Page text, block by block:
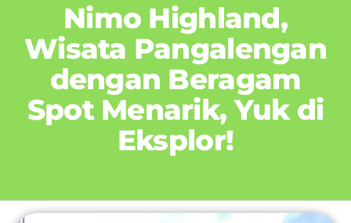
Nimo Highland,
Wisata Pangalengan
dengan Beragam
Spot Menarik, Yuk di
Eksplor!